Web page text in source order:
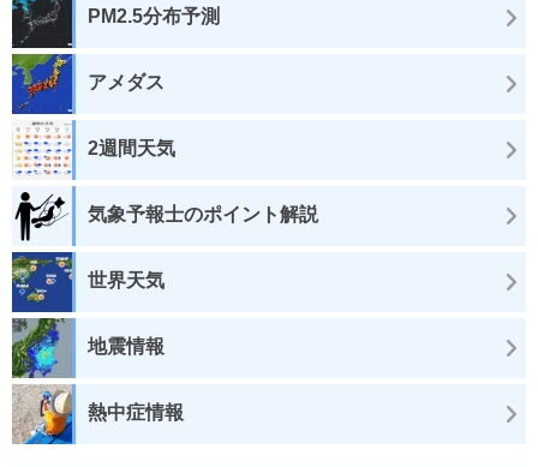
PM2.5分布予測
アメダス
2週間天気
気象予報士のポイント解説
世界天気
地震情報
熱中症情報